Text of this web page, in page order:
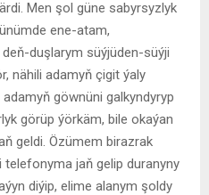
Men şol güne sabyrsyzlyk
ene-atam,
duşlarym süýjüden-süýji
nähili adamyň çigit ýaly
göwnüni galkyndyryp
görüp ýörkäm, bile okaýan
geldi. Özümem birazrak
jaň gelip duranyny
diýip, elime alanym şoldy